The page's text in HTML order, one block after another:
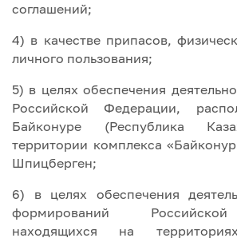
соглашений;
4) в качестве припасов,
личного пользования;
5) в целях обеспечения
Российской Федерации,
Байконуре (Республика
территории комплекса
Шпицберген;
6) в целях обеспечения
формирований
находящихся на